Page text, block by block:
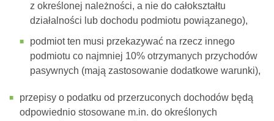
z określonej należności, a nie do całokształtu
działalności lub dochodu podmiotu powiązanego),
podmiot ten musi przekazywać na rzecz innego
podmiotu co najmniej 10% otrzymanych przychodów
pasywnych (mają zastosowanie dodatkowe warunki),
przepisy o podatku od przerzuconych dochodów będą
odpowiednio stosowane m.in. do określonych